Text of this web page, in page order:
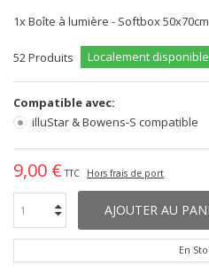
1x Boîte à lumière - Softbox
52Produits Localement
Compatible avec:
illuStar & Bowens-S compatible
9,00 € TTC Hors frais de port
AJOUTER AU
En